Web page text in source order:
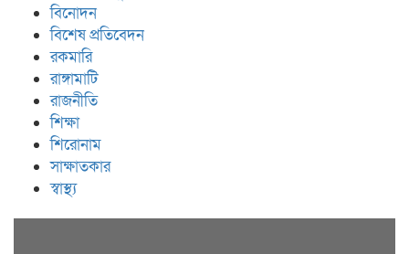
বিনোদন
বিশেষ প্রতিবেদন
রকমারি
রাঙ্গামাটি
রাজনীতি
শিক্ষা
শিরোনাম
সাক্ষাতকার
স্বাস্থ্য